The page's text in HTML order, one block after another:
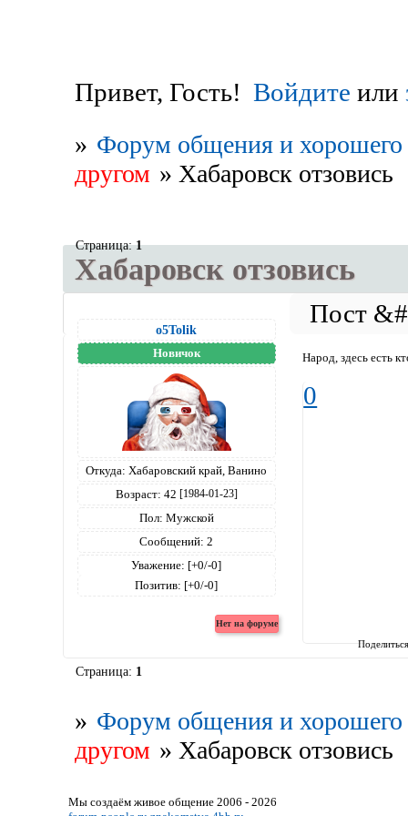
Привет, Гость! Войдите или
» Форум общения и хорошего
другом » Хабаровск отзовись
Хабаровск отзовись
Страница:1
o5Tolik
Новичок
Откуда: Хабаровский край, Ванино
Возраст: 42 [1984-01-23]
Пол: Мужской
Сообщений: 2
Уважение: [+0/-0]
Позитив: [+0/-0]
Народ, здесь есть
0
Страница: 1
» Форум общения и хорошего
другом » Хабаровск отзовись
Мы создаём живое общение 2006 - 2026